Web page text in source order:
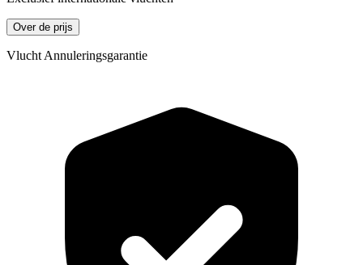
Over de prijs
Vlucht Annuleringsgarantie